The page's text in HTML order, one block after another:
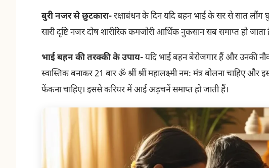
बुरी नजर से छुटकारा-रक्षाबंधन के दिन यदि बहन भाई के सर से सात
सारी दृष्टि नजर दोष शारीरिक कमजोरी आर्थिक नुकसान सब समाप्त हो जाता
भाई बहन की तरक्की के उपाय-यदि भाई बहन बेरोजगार हैं और उनकी
स्वास्तिक बनाकर 21 बार ॐ श्रीं श्रीं महालक्ष्मी नमः मंत्र बोलना चाहिए
फेंकना चाहिए। इससे करियर में आई अड़चनें समाप्त हो जाती हैं।